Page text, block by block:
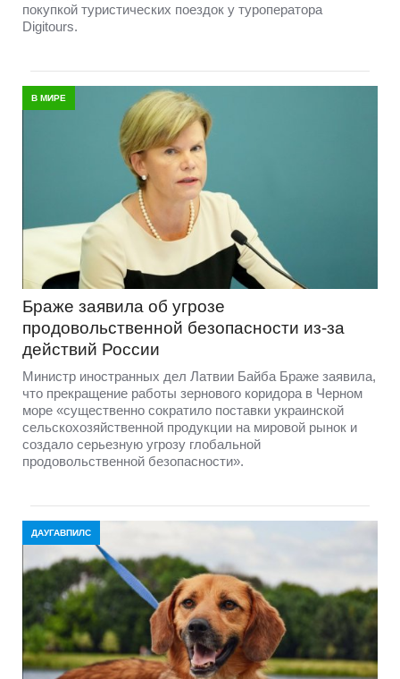
покупкой туристических поездок у туроператора
Digitours.
В МИРЕ
Браже заявила об угрозе
продовольственной безопасности из-за
действий России
Министр иностранных дел Латвии Байба Браже заявила,
что прекращение работы зернового коридора в Черном
море «существенно сократило поставки украинской
сельскохозяйственной продукции на мировой рынок и
создало серьезную угрозу глобальной
продовольственной безопасности».
ДАУГАВПИЛС